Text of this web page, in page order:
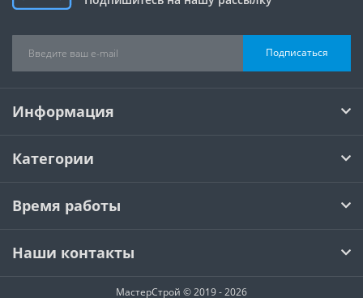
Подписаться
Информация
Категории
Время работы
Наши контакты
МастерСтрой © 2019 - 2026